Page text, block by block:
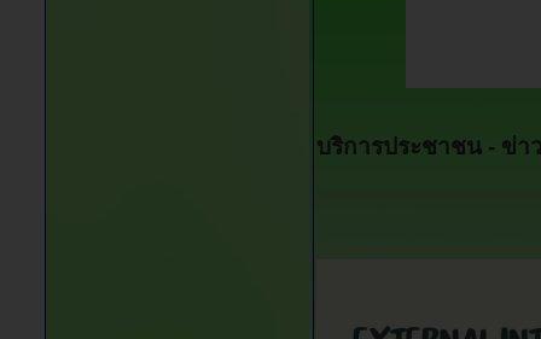
บริการประชาชน - ข่า